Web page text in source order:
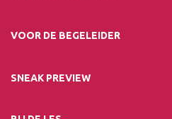
VOOR DE BEGELEIDER
SNEAK PREVIEW